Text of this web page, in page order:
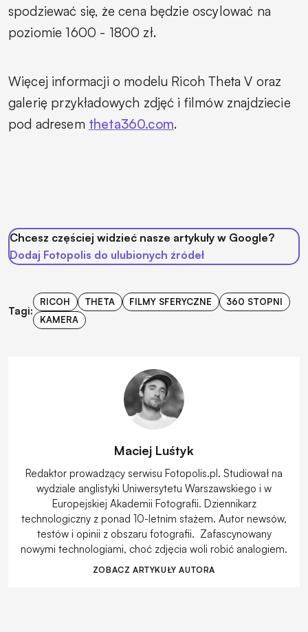
spodziewać się, że cena będzie oscylować na
poziomie 1600 - 1800 zł.
Więcej informacji o modelu Ricoh Theta V oraz
galerię przykładowych zdjęć i filmów znajdziecie
pod adresem theta360.com.
Chcesz częściej widzieć nasze artykuły w Google?
Dodaj Fotopolis do ulubionych źródeł
Tagi:
RICOH THETA FILMY SFERYCZNE
360 STOPNI
KAMERA
Maciej Luśtyk
Redaktor prowadzący serwisu Fotopolis.pl. Studiował na
wydziale anglistyki Uniwersytetu Warszawskiego i w
Europejskiej Akademii Fotografii. Dziennikarz
technologiczny z ponad 10-letnim stażem. Autor newsów,
testów i opinii z obszaru fotografii. Zafascynowany
nowymi technologiami, choć zdjęcia woli robić analogiem.
ZOBACZ ARTYKUŁY AUTORA